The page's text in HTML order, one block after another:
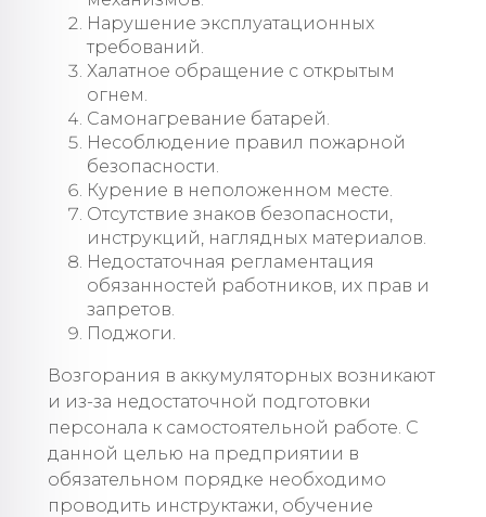
Нарушение эксплуатационных
требований.
Халатное обращение с открытым
огнем.
Самонагревание батарей.
Несоблюдение правил пожарной
безопасности.
Курение в неположенном месте.
Отсутствие знаков безопасности,
инструкций, наглядных материалов.
Недостаточная регламентация
обязанностей работников, их прав и
запретов.
Поджоги.
Возгорания в аккумуляторных возникают
и из-за недостаточной подготовки
персонала к самостоятельной работе. С
данной целью на предприятии в
обязательном порядке необходимо
проводить инструктажи, обучение